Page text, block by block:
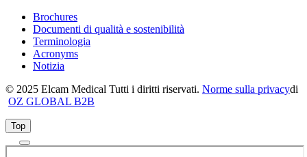
Brochures
Documenti di qualità e sostenibilità
Terminologia
Acronyms
Notizia
© 2025 Elcam Medical Tutti i diritti riservati. Norme sulla privacydi
OZ GLOBAL B2B
Top